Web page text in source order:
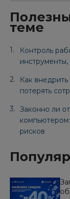
теме
Контроль
Как
потерять
Законно ли
компьютером:
рисков